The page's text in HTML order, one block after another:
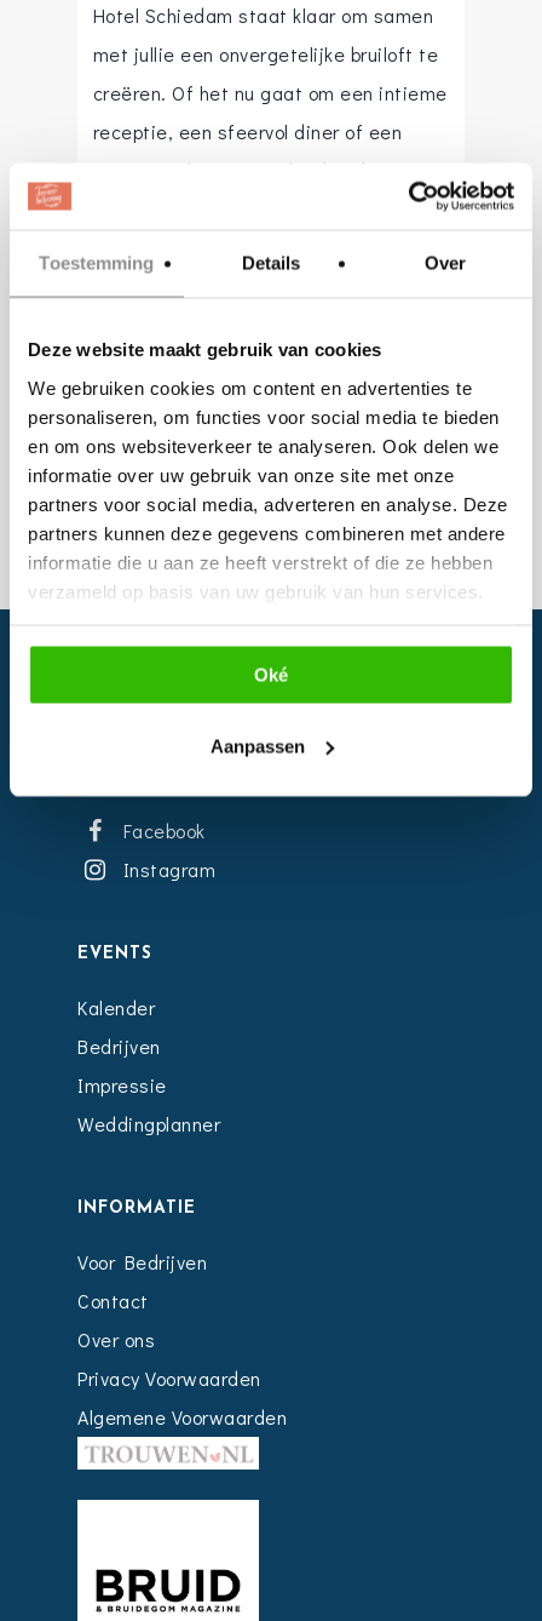
Toestemming Details Over
Deze website maakt gebruik van cookies
We gebruiken cookies om content en advertenties te
personaliseren, om functies voor social media te bieden
en om ons websiteverkeer te analyseren. Ook delen we
informatie over uw gebruik van onze site met onze
partners voor social media, adverteren en analyse. Deze
partners kunnen deze gegevens combineren met andere
informatie die u aan ze heeft verstrekt of die ze hebben
verzameld op basis van uw gebruik van hun services.
Oké
Aanpassen
Hotel Schiedam staat klaar om samen
met jullie een onvergetelijke bruiloft te
creëren. Of het nu gaat om een intieme
receptie, een sfeervol diner of een
spetterend feest, wij bieden de
ervaring, gastvrijheid en flexibiliteit om
sales@schiedam.valk.nl
Website
Facebook
Instagram
EVENTS
Kalender
Bedrijven
Impressie
Weddingplanner
INFORMATIE
Voor Bedrijven
Contact
Over ons
Privacy Voorwaarden
Algemene Voorwaarden